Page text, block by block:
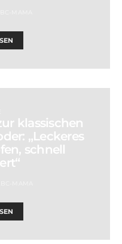
klassischen
„Leckeres
schnell